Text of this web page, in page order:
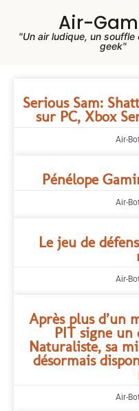
Air-
"Un air ludique, un souffle
geek"
Serious Sam:
sur PC, Xbox
Air-
Pénélope
Air-
Le jeu de
Air-
Après plus d’un
PIT signe
Naturaliste, sa
désormais
Air-